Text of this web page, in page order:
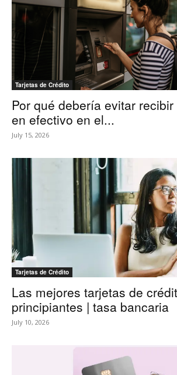
Tarjetas de Crédito
Por qué debería evitar
en efectivo en el...
July 15, 2026
Tarjetas de Crédito
Las mejores tarjetas de
principiantes | tasa bancaria
July 10, 2026